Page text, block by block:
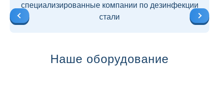
специализированные компании по дезинфекции
стали
Наше оборудование